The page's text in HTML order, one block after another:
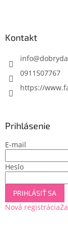
Kontakt
info@
0911507767
https://
Prihlásenie
E-mail
Heslo
PRIHLÁSIŤ SA
Nová registrácia